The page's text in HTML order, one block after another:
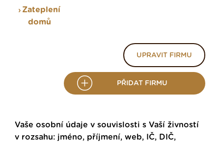
Zateplení
domů
UPRAVIT FIRMU
PŘIDAT FIRMU
Vaše osobní údaje v souvislosti s Vaší živností
v rozsahu: jméno, příjmení, web, IČ, DIČ,